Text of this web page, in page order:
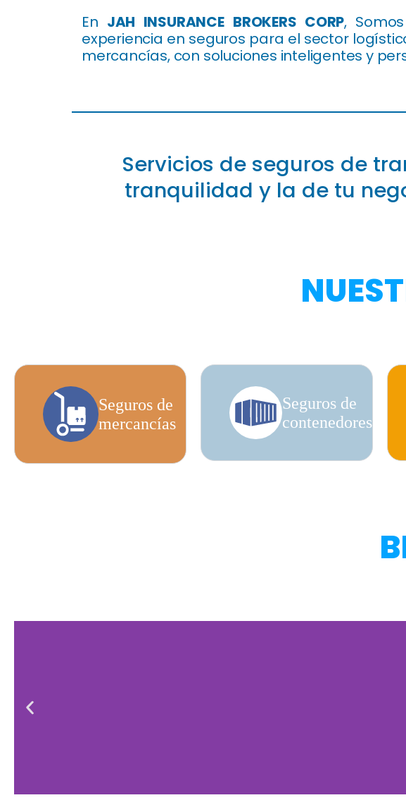
Contacta tu asesor
En JAH INSURANCE BROKERS CORP,
experiencia en seguros para el sector
mercancías, con soluciones inteligentes y
Servicios de seguros de
tranquilidad y la de tu
Seguros de
mercancías
Seguros de
contenedores